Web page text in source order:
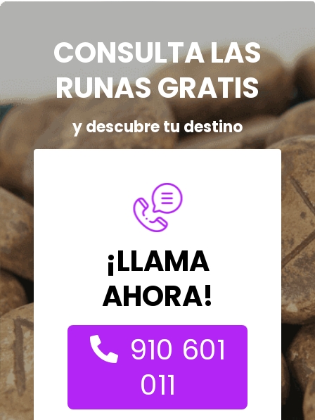
CONSULTA LAS
RUNAS GRATIS
y descubre tu destino
¡LLAMA
AHORA!
910 601
011